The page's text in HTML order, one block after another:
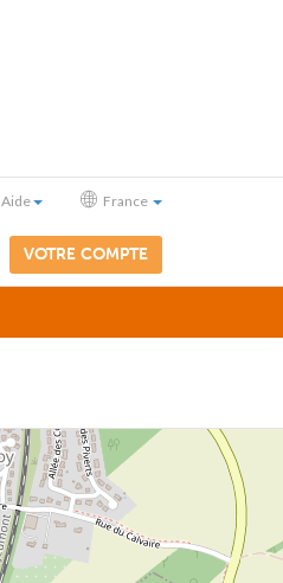
Aide France
VOTRE COMPTE